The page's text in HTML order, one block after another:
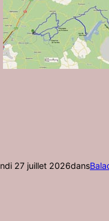
27 juillet 2026dans